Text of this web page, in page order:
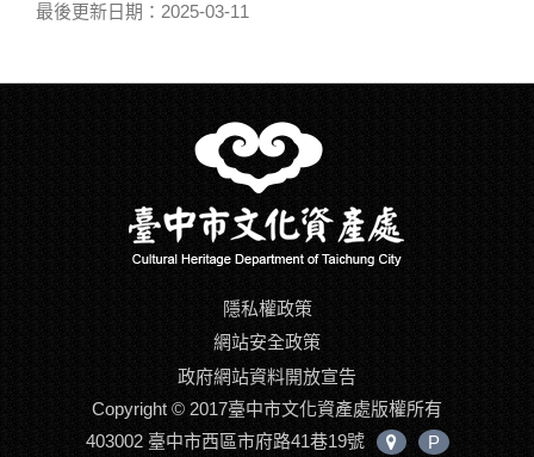
最後更新日期：2025-03-11
隱私權政策
網站安全政策
政府網站資料開放宣告
Copyright © 2017臺中市文化資產處版權所有
403002 臺中市西區市府路41巷19號
P